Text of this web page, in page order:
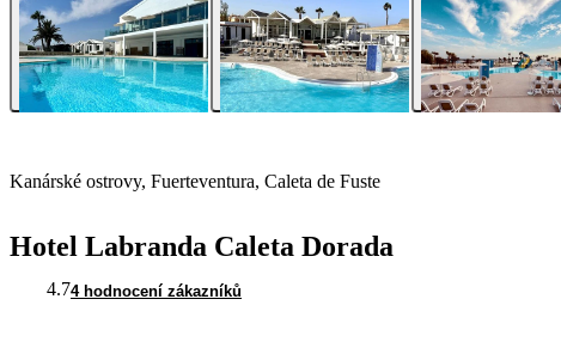
Kanárské ostrovy, Fuerteventura, Caleta de Fuste
Hotel Labranda Caleta Dorada
4.74 hodnocení zákazníků